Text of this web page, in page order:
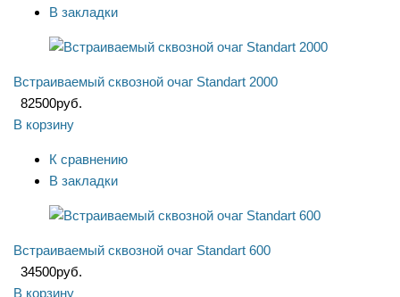
В закладки
Встраиваемый сквозной очаг Standart 2000
82500руб.
В корзину
К сравнению
В закладки
Встраиваемый сквозной очаг Standart 600
34500руб.
В корзину